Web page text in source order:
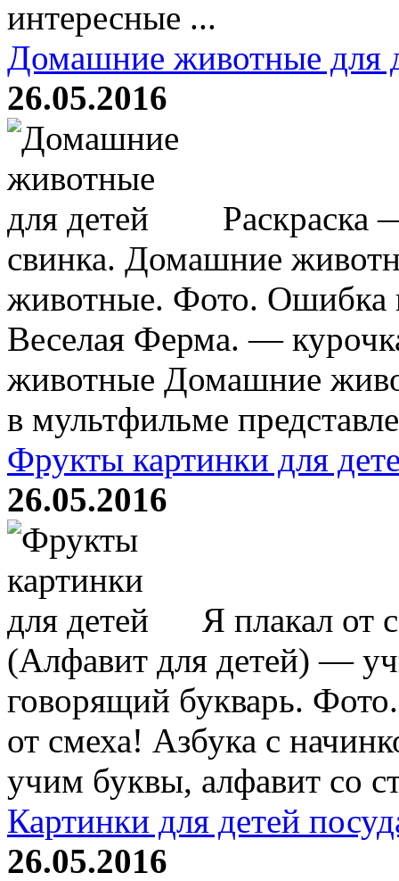
интересные ...
Домашние животные для
26.05.2016
Раскраска
свинка. Домашние
животные. Фото. Ошибка
Веселая Ферма. —
животные Домашние
в мультфильме
Фрукты картинки для
26.05.2016
Я плакал от
(Алфавит для детей) —
говорящий букварь.
от смеха! Азбука с
учим буквы, алфавит со
Картинки для детей
26.05.2016